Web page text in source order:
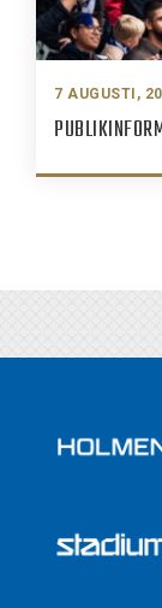
7 AUGUSTI,